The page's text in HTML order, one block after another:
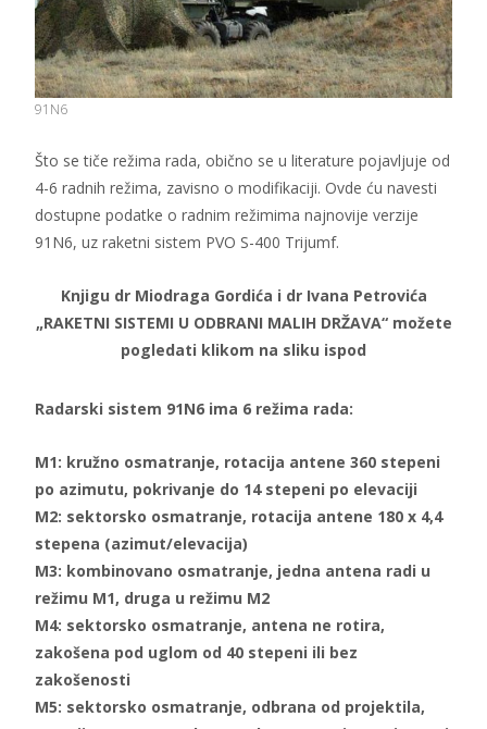
91N6
Što se tiče režima rada, obično se u literature pojavljuje od
4-6 radnih režima, zavisno o modifikaciji. Ovde ću navesti
dostupne podatke o radnim režimima najnovije verzije
91N6, uz raketni sistem PVO S-400 Trijumf.
Knjigu dr Miodraga Gordića i dr Ivana Petrovića
„RAKETNI SISTEMI U ODBRANI MALIH DRŽAVA“ možete
pogledati klikom na sliku ispod
Radarski sistem 91N6 ima 6 režima rada:
M1: kružno osmatranje, rotacija antene 360 stepeni
po azimutu, pokrivanje do 14 stepeni po elevaciji
M2: sektorsko osmatranje, rotacija antene 180 x 4,4
stepena (azimut/elevacija)
M3: kombinovano osmatranje, jedna antena radi u
režimu M1, druga u režimu M2
M4: sektorsko osmatranje, antena ne rotira,
zakošena pod uglom od 40 stepeni ili bez
zakošenosti
M5: sektorsko osmatranje, odbrana od projektila,